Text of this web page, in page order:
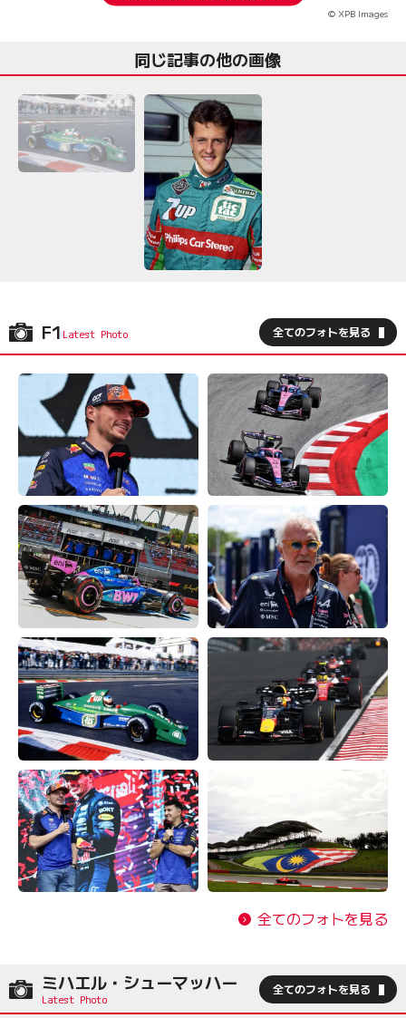
© XPB Images
同じ記事の他の画像
F1 全てのフォトを見る
全てのフォトを見る
ミハエル・シューマッハー 全てのフォトを見る